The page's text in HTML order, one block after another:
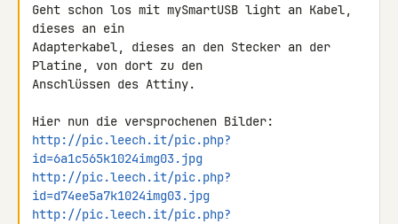
Geht schon los mit mySmartUSB light an Kabel,
dieses an ein
Adapterkabel, dieses an den Stecker an der
Platine, von dort zu den
Anschlüssen des Attiny.
http://pic.leech.it/pic.php?
id=6a1c565k1024img03.jpg
http://pic.leech.it/pic.php?
id=d74ee5a7k1024img03.jpg
http://pic.leech.it/pic.php?